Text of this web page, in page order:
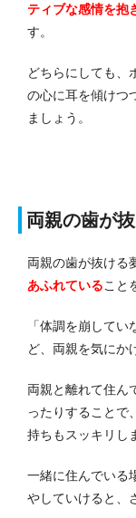
ティブな感情を抱
す。
どちらにしても、
の心に耳を傾けつ
ましょう。
両親の歯が
両親の歯が抜ける
あふれていること
「体調を崩して
ど、両親を気にか
両親と離れて住ん
ったりすることで
持ちもスッキリし
一緒に住んでいる
やしていけると、